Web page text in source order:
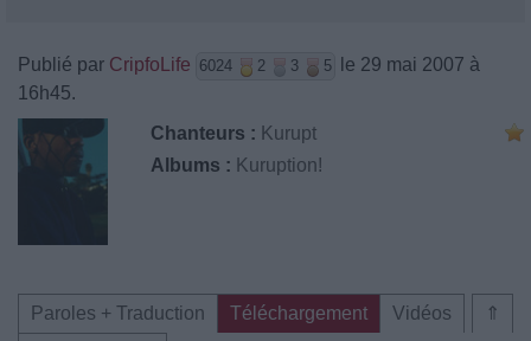
Publié par CripfoLife 6024 2 3 5
le 29 mai 2007 à
16h45.
Chanteurs : Kurupt
Albums : Kuruption!
⇑
Paroles + Traduction Téléchargement
Vidéos